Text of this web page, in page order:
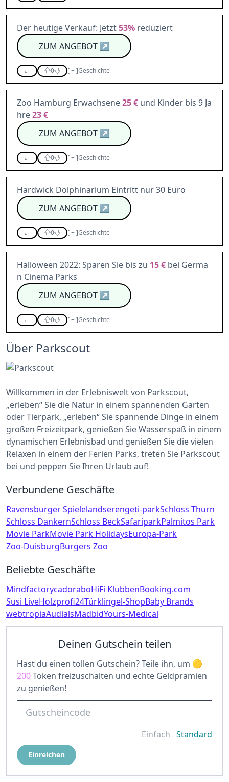
Der heutige Verkauf: Jetzt53% reduziert
ZUM ANGEBOT↗
0 [+]Geschichte
Zoo Hamburg Erwachsene25 € und Kinder bis 9 Ja
hre23 €
ZUM ANGEBOT↗
0 [+]Geschichte
Hardwick Dolphinarium Eintritt nur 30 Euro
ZUM ANGEBOT↗
0 [+]Geschichte
Halloween 2022: Sparen Sie bis zu 15 € bei Germa
n Cinema Parks
ZUM ANGEBOT↗
0 [+]Geschichte
Über Parkscout
Willkommen in der Erlebniswelt von Parkscout,
„erleben“ Sie die Natur in einem spannenden Garten
oder Tierpark, „erleben“ Sie spannende Dinge in einem
großen Freizeitpark, genießen Sie Wasserspaß in einem
dynamischen Erlebnisbad und genießen Sie die vielen
Relaxen in einem der Ferien Parks, treten Sie Parkscout
bei und peppen Sie Ihren Urlaub auf!
Verbundene Geschäfte
Ravensburger Spielelandserengeti-parkSchloss Thurn
Schloss DankernSchloss BeckSafariparkPalmitos Park
Movie ParkMovie Park HolidaysEuropa-Park
Zoo-DuisburgBurgers Zoo
Beliebte Geschäfte
MindfactorycadoraboHiFi KlubbenBooking.com
Susi LiveHolzprofi24Türklingel-ShopBaby Brands
webtropiaAudialsMadbidYours-Medical
Deinen Gutschein teilen
Hast du einen tollen Gutschein? Teile ihn, um
200Token freizuschalten und echte Geldprämien
zu genießen!
Einfach Standard
Einreichen